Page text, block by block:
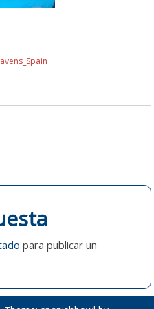
para publicar un